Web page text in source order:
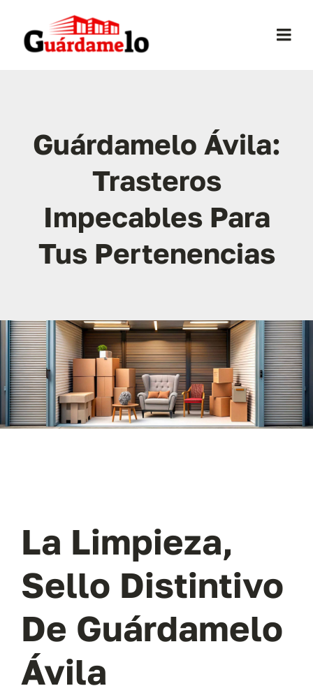
contenido
Opiniones
Trasteros
Mudanzas
Mi cuenta
Carrito
Guárdamelo Ávila:
Trasteros
Impecables Para
Tus Pertenencias
La Limpieza,
Sello Distintivo
De Guárdamelo
Ávila